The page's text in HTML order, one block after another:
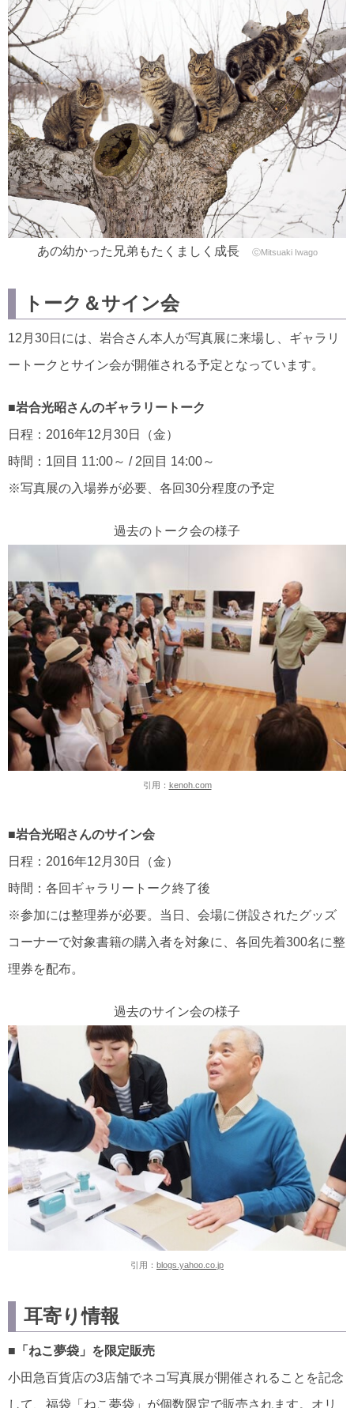
あの幼かった兄弟もたくましく成長 ⓒMitsuaki Iwago
トーク＆サイン会
12月30日には、岩合さん本人が写真展に来場し、ギャラリ
ートークとサイン会が開催される予定となっています。
■岩合光昭さんのギャラリートーク
日程：2016年12月30日（金）
時間：1回目 11:00～ / 2回目 14:00～
※写真展の入場券が必要、各回30分程度の予定
過去のトーク会の様子
引用： kenoh.com
■岩合光昭さんのサイン会
日程：2016年12月30日（金）
時間：各回ギャラリートーク終了後
※参加には整理券が必要。当日、会場に併設されたグッズ
コーナーで対象書籍の購入者を対象に、各回先着300名に整
理券を配布。
過去のサイン会の様子
引用： blogs.yahoo.co.jp
耳寄り情報
■「ねこ夢袋」を限定販売
小田急百貨店の3店舗でネコ写真展が開催されることを記念
して、福袋「ねこ夢袋」が個数限定で販売されます。オリ